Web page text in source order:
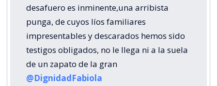
desafuero es inminente,una arribista
punga, de cuyos líos familiares
impresentables y descarados hemos sido
testigos obligados, no le llega ni a la suela
de un zapato de la gran
@DignidadFabiola